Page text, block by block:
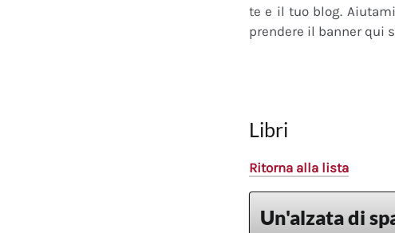
te e il tuo blog.
prendere il banner qui
Libri
Ritorna alla lista
Un'alzata di